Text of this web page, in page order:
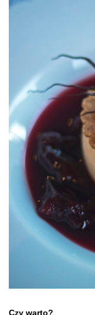
Czy warto?